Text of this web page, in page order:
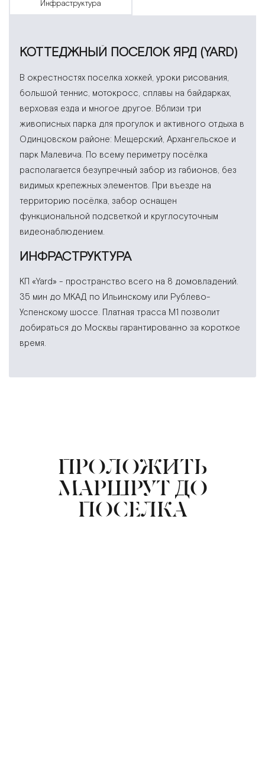
инфраструктура
КОТТЕДЖНЫЙ ПОСЕЛОК ЯРД (YARD)
В окрестностях поселка хоккей, уроки рисования,
большой теннис, мотокросс, сплавы на байдарках,
верховая езда и многое другое. Вблизи три
живописных парка для прогулок и активного отдыха в
Одинцовском районе: Мещерский, Архангельское и
парк Малевича. По всему периметру посёлка
располагается безупречный забор из габионов, без
видимых крепежных элементов. При въезде на
территорию посёлка, забор оснащен
функциональной подсветкой и круглосуточным
видеонаблюдением.
ИНФРАСТРУКТУРА
КП «Yard» - пространство всего на 8 домовладений.
35 мин до МКАД по Ильинскому или Рублево-
Успенскому шоссе. Платная трасса М1 позволит
добираться до Москвы гарантированно за короткое
время.
ПРОЛОЖИТЬ
МАРШРУТ ДО
ПОСЕЛКА